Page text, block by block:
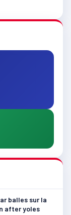
balles sur la
after yoles